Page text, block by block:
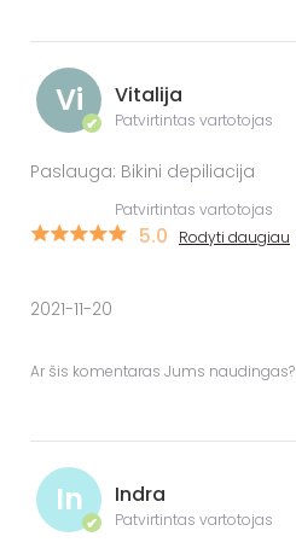
Vi
✔
Vitalija
Patvirtintas vartotojas
Paslauga: Bikini depiliacija
Patvirtintas vartotojas
5.0 Rodyti daugiau
2021-11-20
Ar šis komentaras Jums naudingas?
In
✔
Indra
Patvirtintas vartotojas